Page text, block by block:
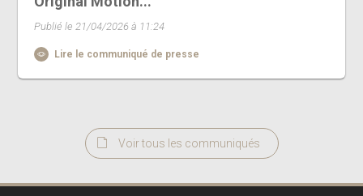
Publié le 21/04/2026 à 11:24
Lire le communiqué de presse
Voir tous les communiqués